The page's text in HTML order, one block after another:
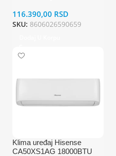
116.390,00 RSD
SKU: 8606026590659
Klima uređaj Hisense
CA50XS1AG 18000BTU